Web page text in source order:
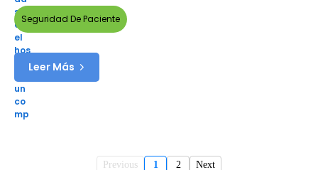
Seguridad De Paciente
Leer Más
Previous 1 2 Next